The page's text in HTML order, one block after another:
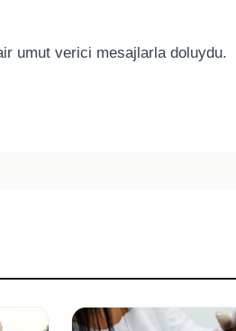
umut verici mesajlarla doluydu.